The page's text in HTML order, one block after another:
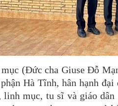
(Đức cha Giuse Đỗ
Hà Tĩnh, hân hạnh
linh mục, tu sĩ và giáo